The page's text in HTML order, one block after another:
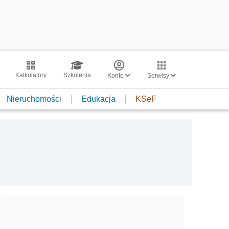
Kalkulatory Szkolenia Konto Serwisy
Nieruchomości Edukacja KSeF